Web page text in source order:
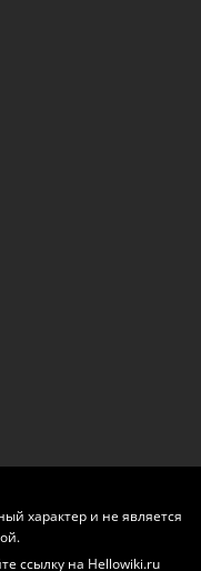
характер и не является
ссылку на Hellowiki.ru